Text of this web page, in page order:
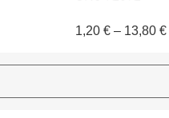
1,20€ – 13,80€